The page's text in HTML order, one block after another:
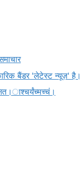
बैंडर 'लेटेस्ट न्यूज़' है।